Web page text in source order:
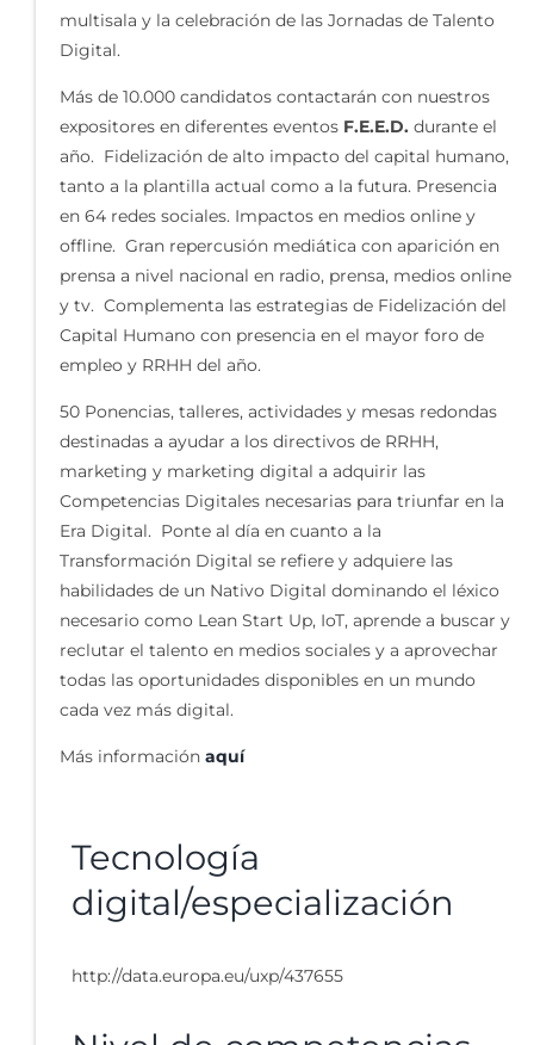
multisala y la celebración de las Jornadas de Talento
Digital.
Más de 10.000 candidatos contactarán con nuestros
expositores en diferentes eventos F.E.E.D. durante el
año. Fidelización de alto impacto del capital humano,
tanto a la plantilla actual como a la futura. Presencia
en 64 redes sociales. Impactos en medios online y
offline. Gran repercusión mediática con aparición en
prensa a nivel nacional en radio, prensa, medios online
y tv. Complementa las estrategias de Fidelización del
Capital Humano con presencia en el mayor foro de
empleo y RRHH del año.
50 Ponencias, talleres, actividades y mesas redondas
destinadas a ayudar a los directivos de RRHH,
marketing y marketing digital a adquirir las
Competencias Digitales necesarias para triunfar en la
Era Digital. Ponte al día en cuanto a la
Transformación Digital se refiere y adquiere las
habilidades de un Nativo Digital dominando el léxico
necesario como Lean Start Up, IoT, aprende a buscar y
reclutar el talento en medios sociales y a aprovechar
todas las oportunidades disponibles en un mundo
cada vez más digital.
Más información aquí
Tecnología
digital/especialización
http://data.europa.eu/uxp/437655